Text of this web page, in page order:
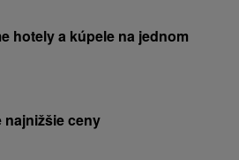
hotely a kúpele na jednom
najnižšie ceny